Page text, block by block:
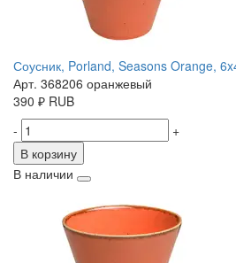
Соусник, Porland, Seasons Orange,
Арт. 368206 оранжевый
390 ₽ RUB
-
+
В корзину
В наличии